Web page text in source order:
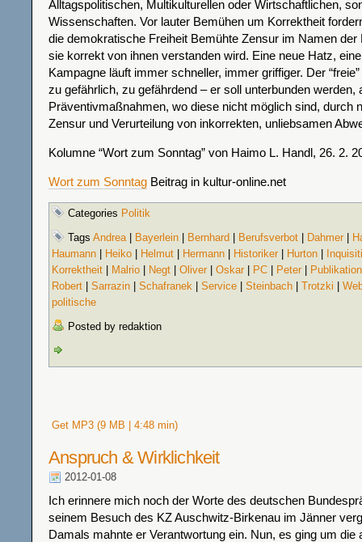
Alltagspolitischen, Multikulturellen oder Wirtschaftlichen,
Wissenschaften. Vor lauter Bemühen um Korrektheit
die demokratische Freiheit Bemühte Zensur im Namen der
sie korrekt von ihnen verstanden wird. Eine neue Hatz,
Kampagne läuft immer schneller, immer griffiger. Der
zu gefährlich, zu gefährdend – er soll unterbunden werden,
Präventivmaßnahmen, wo diese nicht möglich sind, durch
Zensur und Verurteilung von inkorrekten, unliebsamen
Kolumne “Wort zum Sonntag” von Haimo L. Handl, 26. 2.
Wort zum Sonntag Beitrag in kultur-online.net
Categories Politik
Tags Andrea| Bayerlein Bernhard Berufsverbot Dahmer
Haumann
Heiko Helmut Hermann Historiker Hurton
Korrektheit
Malrio Negt Oliver Oskar PC Peter
Robert
Sarrazin Schafranek Service Steinbach Trotzki
politische
Posted by redaktion
Get MP3 (9 MB | 4:48 min)
Anspruch & Wirklichkeit
2012-01-08
Ich erinnere mich noch der Worte des deutschen
seinem Besuch des KZ Auschwitz-Birkenau im Jänner
Damals mahnte er Verantwortung ein. Nun, es ging um die